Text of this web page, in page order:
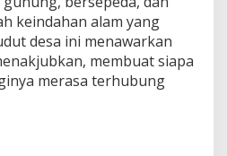
keindahan alam yang
desa ini menawarkan
membuat siapa
merasa terhubung